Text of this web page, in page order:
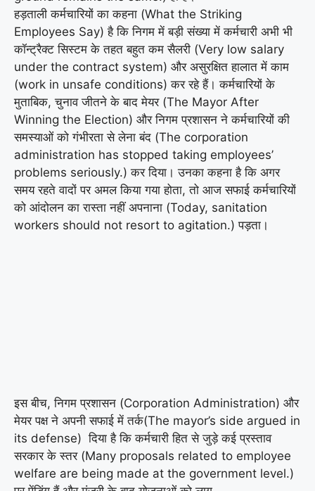
हड़ताली कर्मचारियों का कहना (What the Striking
Employees Say) है कि निगम में बड़ी संख्या में कर्मचारी अभी भी
कॉन्ट्रैक्ट सिस्टम के तहत बहुत कम सैलरी (Very low salary
under the contract system) और असुरक्षित हालात में काम
(work in unsafe conditions) कर रहे हैं। कर्मचारियों के
मुताबिक, चुनाव जीतने के बाद मेयर (The Mayor After
Winning the Election) और निगम प्रशासन ने कर्मचारियों की
समस्याओं को गंभीरता से लेना बंद (The corporation
administration has stopped taking employees’
problems seriously.) कर दिया। उनका कहना है कि अगर
समय रहते वादों पर अमल किया गया होता, तो आज सफाई कर्मचारियों
को आंदोलन का रास्ता नहीं अपनाना (Today, sanitation
workers should not resort to agitation.) पड़ता।
इस बीच, निगम प्रशासन (Corporation Administration) और
मेयर पक्ष ने अपनी सफाई में तर्क(The mayor’s side argued in
its defense) दिया है कि कर्मचारी हित से जुड़े कई प्रस्ताव
सरकार के स्तर (Many proposals related to employee
welfare are being made at the government level.)